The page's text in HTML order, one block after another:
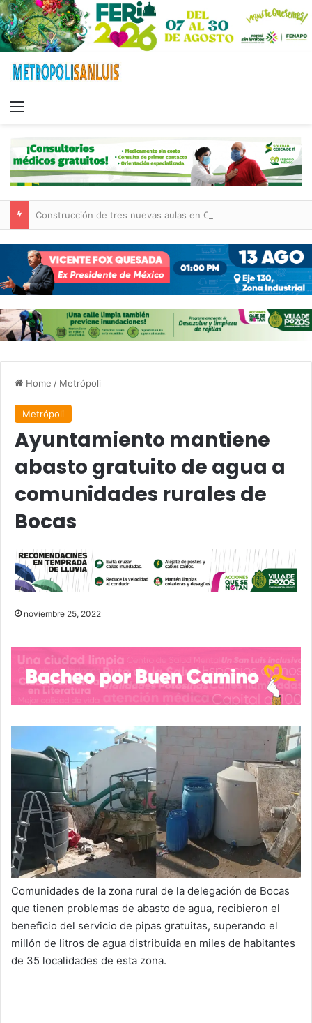
Home / Metrópoli
Metrópoli
Ayuntamiento mantiene
abasto gratuito de agua a
comunidades rurales de
Bocas
noviembre 25, 2022
Comunidades de la zona rural de la delegación de Bocas
que tienen problemas de abasto de agua, recibieron el
beneficio del servicio de pipas gratuitas, superando el
millón de litros de agua distribuida en miles de habitantes
de 35 localidades de esta zona.